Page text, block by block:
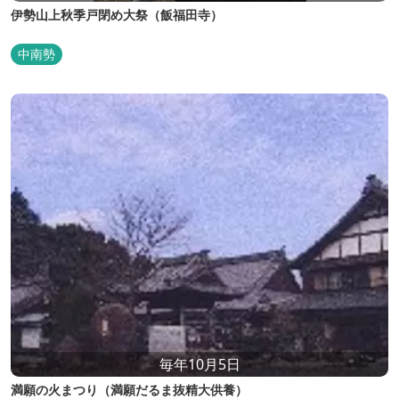
伊勢山上秋季戸閉め大祭（飯福田寺）
中南勢
毎年10月5日
満願の火まつり（満願だるま抜精大供養）